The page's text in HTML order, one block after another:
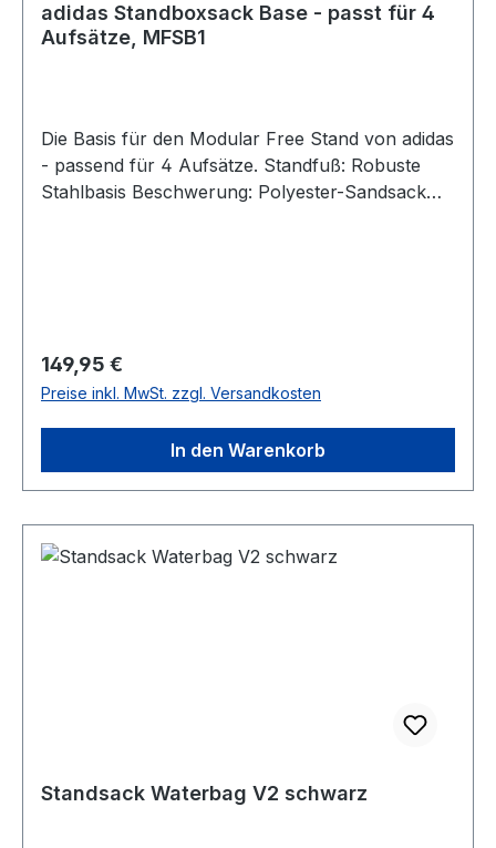
adidas Standboxsack Base - passt für 4
Aufsätze, MFSB1
Die Basis für den Modular Free Stand von adidas
- passend für 4 Aufsätze. Standfuß: Robuste
Stahlbasis Beschwerung: Polyester-Sandsack
Regulärer Preis:
149,95 €
Preise inkl. MwSt. zzgl. Versandkosten
In den Warenkorb
Standsack Waterbag V2 schwarz